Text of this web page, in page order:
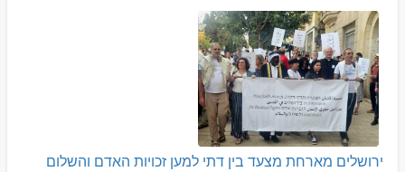
ירושלים מארחת מצעד בין דתי למען זכויות האדם והשלום